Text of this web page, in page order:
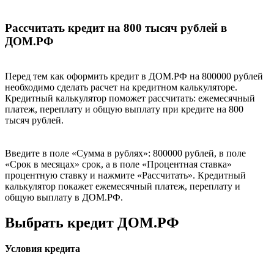
Рассчитать кредит на 800 тысяч рублей в
ДОМ.РФ
Перед тем как оформить кредит в ДОМ.РФ на 800000 рублей
необходимо сделать расчет на кредитном калькуляторе.
Кредитный калькулятор поможет рассчитать: ежемесячный
платеж, переплату и общую выплату при кредите на 800
тысяч рублей.
Введите в поле «Сумма в рублях»: 800000 рублей, в поле
«Срок в месяцах» срок, а в поле «Процентная ставка»
процентную ставку и нажмите «Рассчитать». Кредитный
калькулятор покажет ежемесячный платеж, переплату и
общую выплату в ДОМ.РФ.
Выбрать кредит ДОМ.РФ
Условия кредита